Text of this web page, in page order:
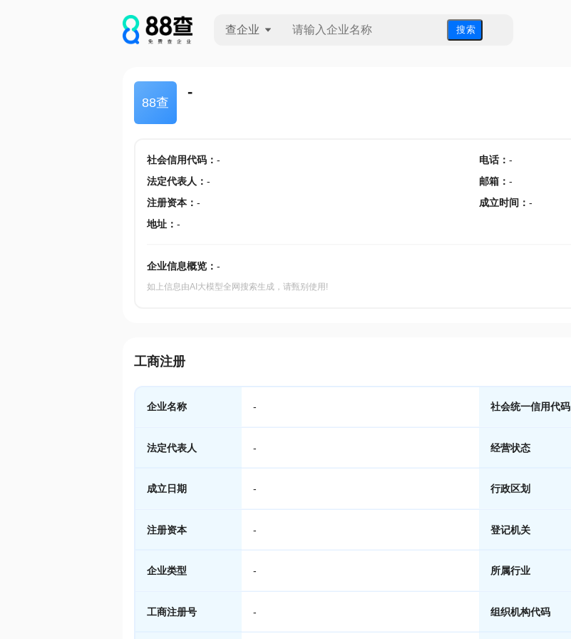
查企业 搜 索
88查
-
社会信用代码： - 电话： -
法定代表人 ： - 邮箱 ： -
注册资本： - 成立时间 ： -
地址： -
企业信息概览： -
如上信息由AI大模型全网搜索生成，请甄别使用!
工商注册
企业名称 - 社会统一信用代码
法定代表人 - 经营状态
成立日期 - 行政区划
注册资本 - 登记机关
企业类型 - 所属行业
工商注册号 - 组织机构代码